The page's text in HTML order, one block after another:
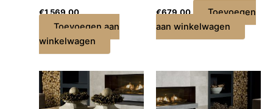
€1.569,00
Toevoegen aan
winkelwagen
€679,00
Toevoegen
aan winkelwagen